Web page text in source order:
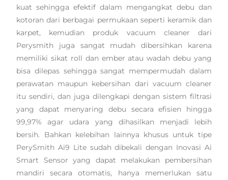
kuat sehingga efektif dalam mengangkat debu dan
kotoran dari berbagai permukaan seperti keramik dan
karpet, kemudian produk vacuum cleaner dari
Perysmith juga sangat mudah dibersihkan karena
memiliki sikat roll dan ember atau wadah debu yang
bisa dilepas sehingga sangat mempermudah dalam
perawatan maupun kebersihan dari vacuum cleaner
itu sendiri, dan juga dilengkapi dengan sistem filtrasi
yang dapat menyaring debu secara efisien hingga
99,97% agar udara yang dihasilkan menjadi lebih
bersih. Bahkan kelebihan lainnya khusus untuk tipe
PerySmith Ai9 Lite sudah dibekali dengan Inovasi Ai
Smart Sensor yang dapat melakukan pembersihan
mandiri secara otomatis, hanya memerlukan satu